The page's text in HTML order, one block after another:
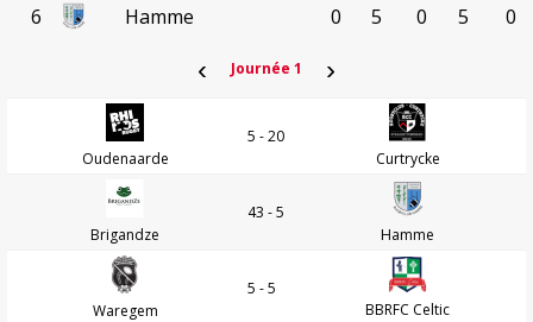
6
Hamme 0 5 0 5 0
‹ Journée 1 ›
Oudenaarde
5 - 20
Curtrycke
Brigandze
43 - 5
Hamme
Waregem
5 - 5
BBRFC Celtic